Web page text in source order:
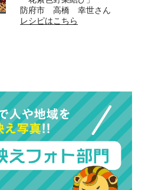
防府市 高橋 幸世さん
レシピはこちら